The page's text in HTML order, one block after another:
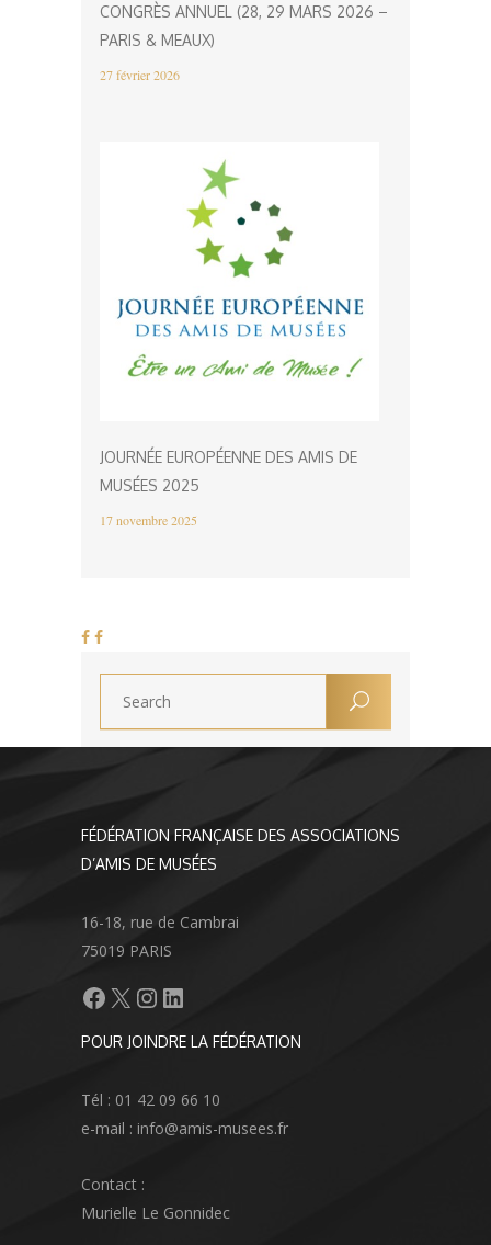
CONGRÈS ANNUEL (28, 29 MARS 2026 –
PARIS & MEAUX)
27 février 2026
JOURNÉE EUROPÉENNE DES AMIS DE
MUSÉES 2025
17 novembre 2025
FÉDÉRATION FRANÇAISE DES ASSOCIATIONS
D’AMIS DE MUSÉES
16-18, rue de Cambrai
75019 PARIS
Facebook
X Instagram
LinkedIn
POUR JOINDRE LA FÉDÉRATION
Tél : 01 42 09 66 10
e-mail : info@amis-musees.fr
Contact :
Murielle Le Gonnidec